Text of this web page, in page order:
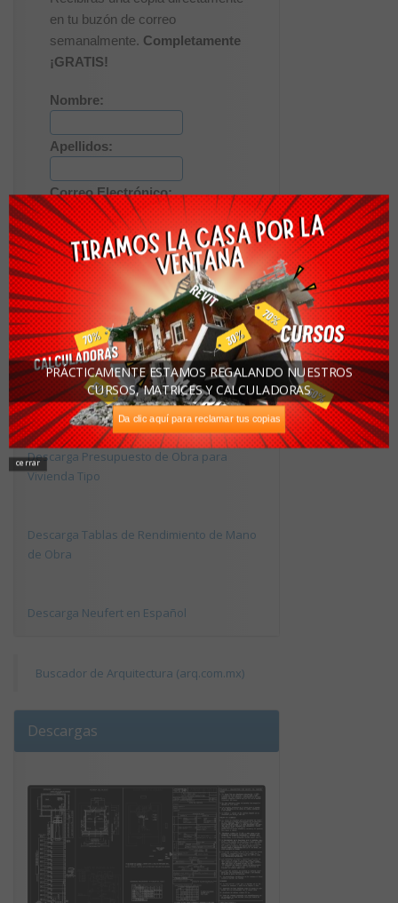
en tu buzón de correo
semanalmente. Completamente
¡GRATIS!
Nombre:
Apellidos:
Correo Electrónico:
Descargas Recomendadas
Descarga de casa constructivos y detalles
Descarga Presupuesto de Obra para
Vivienda Tipo
Descarga Tablas de Rendimiento de Mano
de Obra
Descarga Neufert en Español
Buscador de Arquitectura (arq.com.mx)
Descargas
cerrar
Da clic aquí para reclamar tus copias
PRÁCTICAMENTE ESTAMOS REGALANDO NUESTROS
CURSOS, MATRICES Y CALCULADORAS